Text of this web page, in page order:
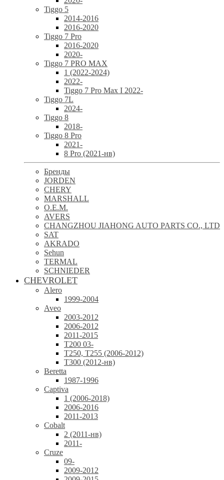
Tiggo 5
2014-2016
2016-2020
Tiggo 7 Pro
2016-2020
2020-
Tiggo 7 PRO MAX
1 (2022-2024)
2022-
Tiggo 7 Pro Max I 2022-
Tiggo 7L
2024-
Tiggo 8
2018-
Tiggo 8 Pro
2021-
8 Pro (2021-нв)
Бренды
JORDEN
CHERY
MARSHALL
O.E.M.
AVERS
CHANGZHOU JIAHONG AUTO PARTS CO., LTD
SAT
AKRADO
Sehun
TERMAL
SCHNIEDER
CHEVROLET
Alero
1999-2004
Aveo
2003-2012
2006-2012
2011-2015
T200 03-
T250, T255 (2006-2012)
T300 (2012-нв)
Beretta
1987-1996
Captiva
1 (2006-2018)
2006-2016
2011-2013
Cobalt
2 (2011-нв)
2011-
Cruze
09-
2009-2012